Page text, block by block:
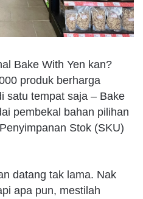
Bake With Yen kan?
produk berharga
satu tempat saja – Bake
pembekal bahan pilihan
Stok (SKU)
datang tak lama. Nak
apa pun, mestilah